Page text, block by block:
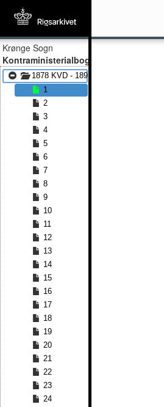
Krønge Sogn
Kontraministerialbog
1878 KVD - 1891 KVD
1
2
3
4
5
6
7
8
9
10
11
12
13
14
15
16
17
18
19
20
21
22
23
24